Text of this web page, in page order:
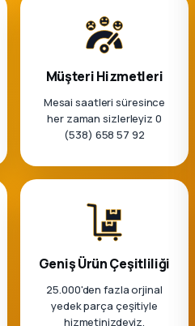
Müşteri Hizmetleri
Mesai saatleri süresince
her zaman sizlerleyiz 0
(538) 658 57 92
Geniş Ürün Çeşitliliği
25.000'den fazla orjinal
yedek parça çeşitiyle
hizmetinizdeyiz.